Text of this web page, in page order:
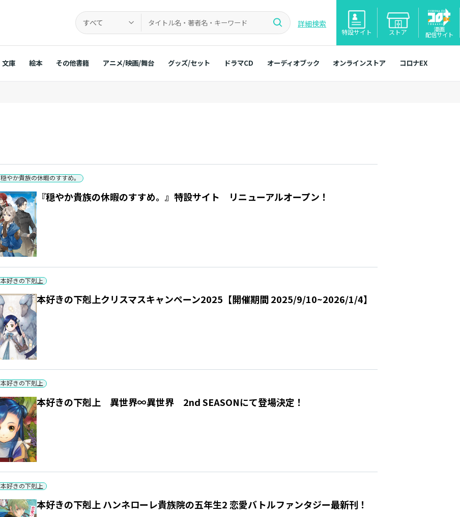
すべて 詳細検索
特設サイト ストア 漫画
配信サイト
文庫 絵本 その他書籍 アニメ/映画/舞台 グッズ/セット ドラマCD オーディオブック オンラインストア コロナEX
穏やか貴族の休暇のすすめ。
『穏やか貴族の休暇のすすめ。』特設サイト リニューアルオープン！
本好きの下剋上
本好きの下剋上クリスマスキャンペーン2025【開催期間 2025/9/10~2026/1/4】
本好きの下剋上
本好きの下剋上 異世界∞異世界 2nd SEASONにて登場決定！
本好きの下剋上
本好きの下剋上 ハンネローレ貴族院の五年生2 恋愛バトルファンタジー最新刊！